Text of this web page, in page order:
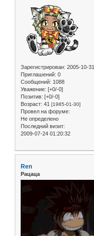
Зарегистрирован: 2005-10-31
Приглашений: 0
Сообщений: 1088
Уважение: [+0/-0]
Позитив: [+0/-0]
Возраст: 41 [1985-01-30]
Провел на форуме:
Не определено
Последний визит:
2009-07-24 01:20:32
Ren
Рацаца